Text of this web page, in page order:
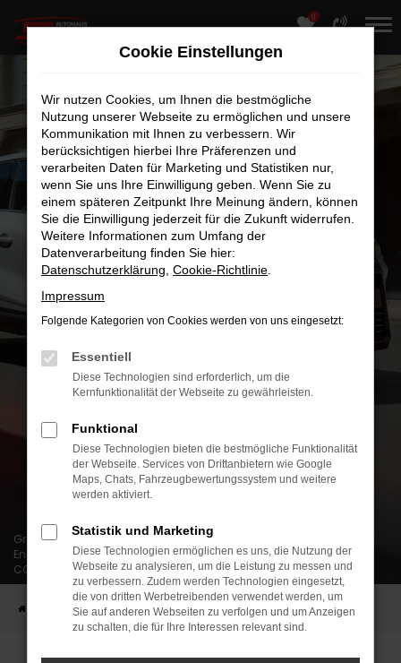
Zum
Hauptinhalt
0
Grandis Mildhybrid Diamant 1.3 Turbo 104 kW (140 PS) 6-Gang |
Energieverbrauch 6,0 l / 100 km Benzin; CO2-Emission 137 g /km;
CO2- Klasse E
Startseite Fahrzeuge Top Deals Der Mitsubishi Grandis
Cookie Einstellungen
Wir nutzen Cookies, um Ihnen die bestmögliche
Nutzung unserer Webseite zu ermöglichen und unsere
Kommunikation mit Ihnen zu verbessern. Wir
berücksichtigen hierbei Ihre Präferenzen und
verarbeiten Daten für Marketing und Statistiken nur,
wenn Sie uns Ihre Einwilligung geben. Wenn Sie zu
einem späteren Zeitpunkt Ihre Meinung ändern, können
Sie die Einwilligung jederzeit für die Zukunft widerrufen.
Weitere Informationen zum Umfang der
Datenverarbeitung finden Sie hier:
Datenschutzerklärung Cookie-Richtlinie
Impressum
Folgende Kategorien von Cookies werden von uns eingesetzt:
Essentiell
Diese Technologien sind erforderlich, um die
Kernfunktionalität der Webseite zu gewährleisten.
Funktional
Diese Technologien bieten die bestmögliche Funktionalität
der Webseite. Services von Drittanbietern wie Google
Maps, Chats, Fahrzeugbewertungssystem und weitere
werden aktiviert.
Statistik und Marketing
Diese Technologien ermöglichen es uns, die Nutzung der
Webseite zu analysieren, um die Leistung zu messen und
zu verbessern. Zudem werden Technologien eingesetzt,
die von dritten Werbetreibenden verwendet werden, um
Sie auf anderen Webseiten zu verfolgen und um Anzeigen
zu schalten, die für Ihre Interessen relevant sind.